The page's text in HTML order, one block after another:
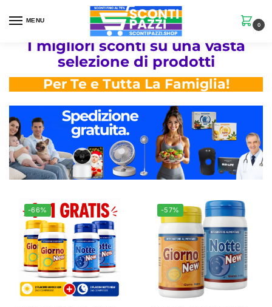
MENU
0
I migliori sconti su una vasta
selezione di prodotti
Per Te e Tutta La Famiglia!
-66% -57%